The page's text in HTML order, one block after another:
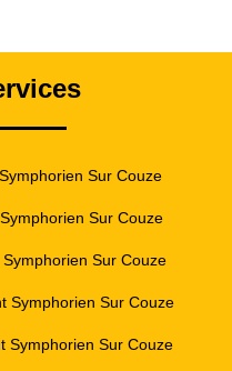
Sur Couze
Sur Couze
Sur Couze
Symphorien Sur Couze
Symphorien Sur Couze